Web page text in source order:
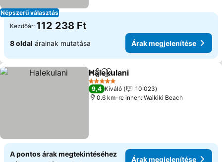
Népszerű választás
Kezdőár: 112 238 Ft
8 oldal árainak mutatása Árak megjelenítése
Megosztás
Hozzáadás a kedvencekhez
Halekulani
5 Kategória
9,4 Kiváló
10 023
0.6 km-re innen: Waikiki Beach
A pontos árak megtekintéséhez
Árak megjelenítése